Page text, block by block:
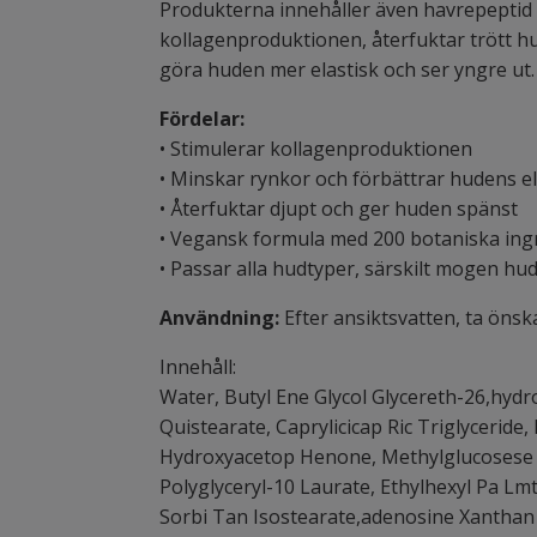
Produkterna innehåller även
kollagenproduktionen, återfuktar trött
göra huden mer elastisk och ser yngre ut.
Fördelar:
• Stimulerar kollagenproduktionen
• Minskar rynkor och förbättrar hudens
• Återfuktar djupt och ger huden spänst
• Vegansk formula med 200 botaniska
• Passar alla hudtyper, särskilt mogen hud
Användning: Efter ansiktsvatten, ta
Innehåll:
Water, Butyl Ene Glycol Glycereth-
Quistearate, Caprylicicap Ric
Hydroxyacetop Henone,
Polyglyceryl-10 Laurate, Ethylhexyl Pa
Sorbi Tan Isostearate,adenosine